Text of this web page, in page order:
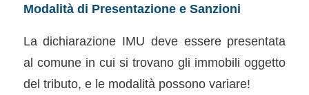
Modalità di Presentazione e Sanzioni
La dichiarazione IMU deve essere presentata
al comune in cui si trovano gli immobili oggetto
del tributo, e le modalità possono variare!